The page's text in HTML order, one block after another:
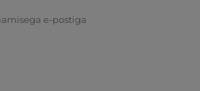
e-postiga